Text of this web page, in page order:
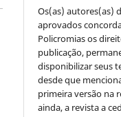
Os(as) autores(as)
aprovados
Policromias os
publicação,
disponibilizar seus
desde que
primeira versão na
ainda, a revista a